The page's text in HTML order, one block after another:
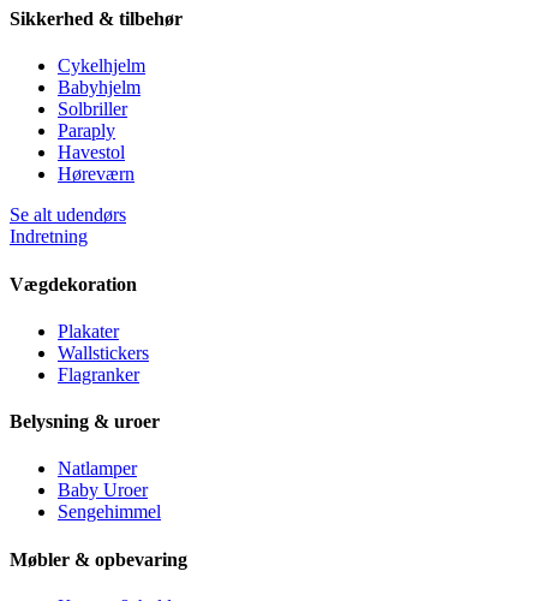
Sikkerhed & tilbehør
Cykelhjelm
Babyhjelm
Solbriller
Paraply
Havestol
Høreværn
Se alt udendørs
Indretning
Vægdekoration
Plakater
Wallstickers
Flagranker
Belysning & uroer
Natlamper
Baby Uroer
Sengehimmel
Møbler & opbevaring